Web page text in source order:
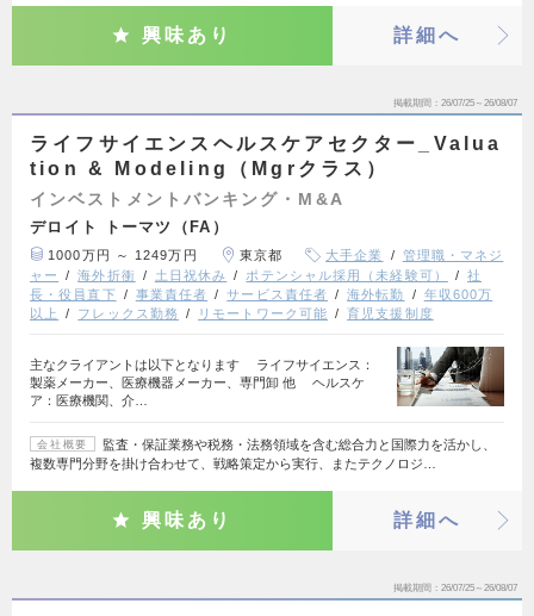
興味あり 詳細へ
掲載期間 26/07/25～26/08/07
ライフサイエンスヘルスケアセクター_Valua
tion & Modeling（Mgrクラス）
インベストメントバンキング・M&A
デロイト トーマツ（FA）
1000万円 ～ 1249万円 東京都 大手企業
管理職・マネジ
ャー
海外折衝 土日祝休み ポテンシャル採用（未経験可）
社
長・役員直下
事業責任者 サービス責任者 海外転勤
年収600万
以上
フレックス勤務 リモートワーク可能 育児支援制度
主なクライアントは以下となります ライフサイエンス：
製薬メーカー、医療機器メーカー、専門卸 他 ヘルスケ
ア：医療機関、介…
会社概要
監査・保証業務や税務・法務領域を含む総合力と国際力を活かし、
複数専門分野を掛け合わせて、戦略策定から実行、またテクノロジ…
興味あり 詳細へ
掲載期間 26/07/25～26/08/07